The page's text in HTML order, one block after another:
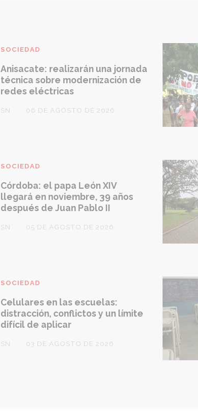
Anisacate: realizarán una jornada
técnica sobre modernización de
redes eléctricas
SN
SOCIEDAD
06 DE AGOSTO DE 2026
Córdoba: el papa León XIV
llegará en noviembre, 39 años
después de Juan Pablo II
SN
SOCIEDAD
05 DE AGOSTO DE 2026
Celulares en las escuelas:
distracción, conflictos y un límite
difícil de aplicar
SN
SOCIEDAD
03 DE AGOSTO DE 2026